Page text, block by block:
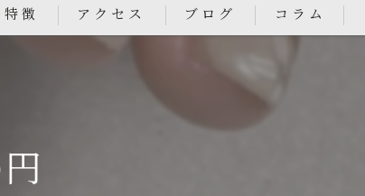
徴 アクセス
Nail Salon Ciel By Antellijan
ブログ コラム